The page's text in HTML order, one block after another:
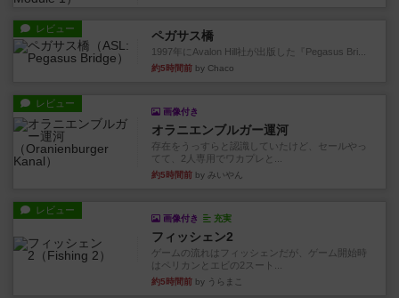
レビュー ペガサス橋
1997年にAvalon Hill社が出版した『Pegasus Bri...
約5時間前 by Chaco
レビュー
画像付き
オラニエンブルガー運河
存在をうっすらと認識していたけど、セールやっ
てて、2人専用でワカプレと...
約5時間前 by みいやん
レビュー
画像付き 充実
フィッシェン2
ゲームの流れはフィッシェンだが、ゲーム開始時
はペリカンとエビの2スート...
約5時間前 by うらまこ